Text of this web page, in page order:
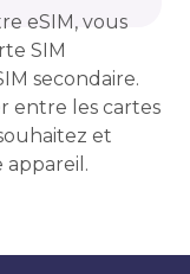
eSIM, vous
SIM
secondaire.
entre les cartes
et
appareil.